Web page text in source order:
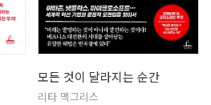
모든 것이 달라지는 순간
리타 맥그리스